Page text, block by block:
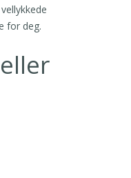
for deg.